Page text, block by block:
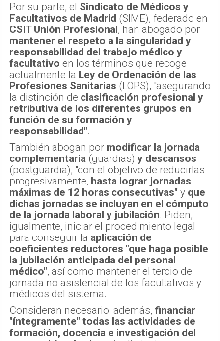
Por su parte, el Sindicato de Médicos y
Facultativos de Madrid (SIME), federado en
CSIT Unión Profesional, han abogado por
mantener el respeto a la singularidad y
responsabilidad del trabajo médico y
facultativo en los términos que recoge
actualmente la Ley de Ordenación de las
Profesiones Sanitarias (LOPS), "asegurando
la distinción de clasificación profesional y
retributiva de los diferentes grupos en
función de su formación y
responsabilidad".
También abogan por modificar la jornada
complementaria (guardias) y descansos
(postguardia), "con el objetivo de reducirlas
progresivamente, hasta lograr jornadas
máximas de 12 horas consecutivas" y que
dichas jornadas se incluyan en el cómputo
de la jornada laboral y jubilación. Piden,
igualmente, iniciar el procedimiento legal
para conseguir la aplicación de
coeficientes reductores "que haga posible
la jubilación anticipada del personal
médico", así como mantener el tercio de
jornada no asistencial de los facultativos y
médicos del sistema.
Consideran necesario, además, financiar
"íntegramente" todas las actividades de
formación, docencia e investigación del